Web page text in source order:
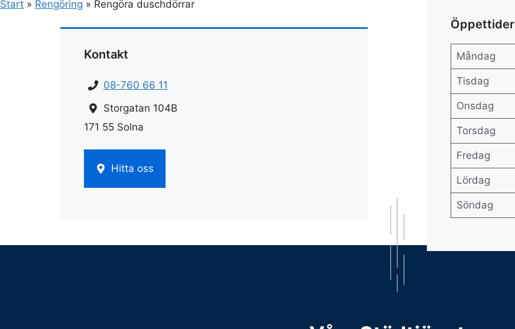
Start » Rengöring » Rengöra duschdörrar
Kontakt
08-760 66 11
Storgatan 104B
171 55 Solna
Hitta oss
Öppettider
Måndag
Tisdag
Onsdag
Torsdag
Fredag
Lördag
Söndag